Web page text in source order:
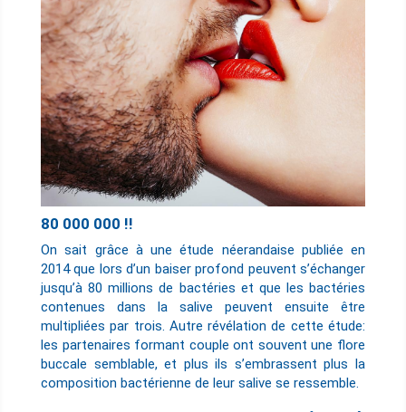
80 000 000 !!
On sait grâce à une étude néerandaise publiée en
2014 que lors d’un baiser profond peuvent s’échanger
jusqu’à 80 millions de bactéries et que les bactéries
contenues dans la salive peuvent ensuite être
multipliées par trois. Autre révélation de cette étude:
les partenaires formant couple ont souvent une flore
buccale semblable, et plus ils s’embrassent plus la
composition bactérienne de leur salive se ressemble.